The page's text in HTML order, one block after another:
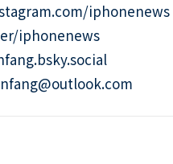
iphonenews
iphonenews